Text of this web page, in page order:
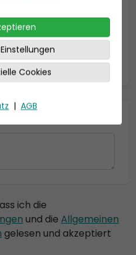
ich die
und die Allgemeinen
gelesen und akzeptiert
Cookies
| AGB